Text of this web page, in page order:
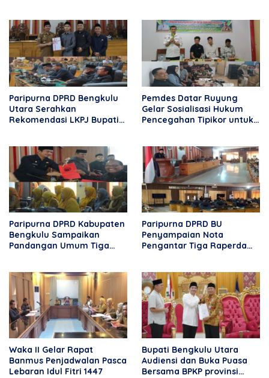
Paripurna DPRD Bengkulu
Utara Serahkan
Rekomendasi LKPJ Bupati
Anggaran
Pemdes Datar Ruyung
Gelar Sosialisasi Hukum
Pencegahan Tipikor untuk
Paripurna DPRD Kabupaten
Bengkulu Sampaikan
Pandangan Umum Tiga
Paripurna DPRD BU
Penyampaian Nota
Pengantar Tiga Raperda
Waka II Gelar Rapat
Banmus Penjadwalan Pasca
Lebaran Idul Fitri 1447
Bupati Bengkulu Utara
Audiensi dan Buka Puasa
Bersama BPKP provinsi